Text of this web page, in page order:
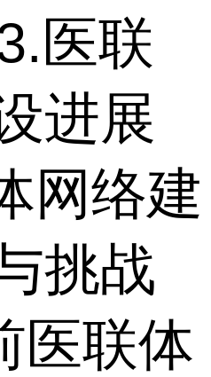
医联
进展
网络建
挑战
医联体